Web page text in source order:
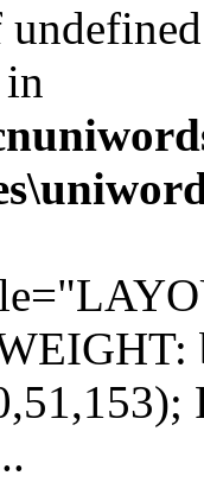
in